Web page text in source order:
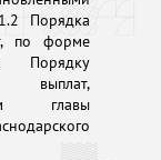
Порядка
по форме
выплат,
главы